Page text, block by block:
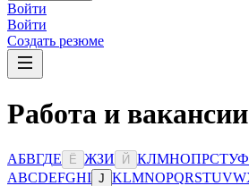
Войти
Войти
Создать резюме
Работа и
АБВГДЕ Ё ЖЗИ Й КЛМНОПРСТУФ
ABCDEFGHI J KLMNOPQRSTUVW